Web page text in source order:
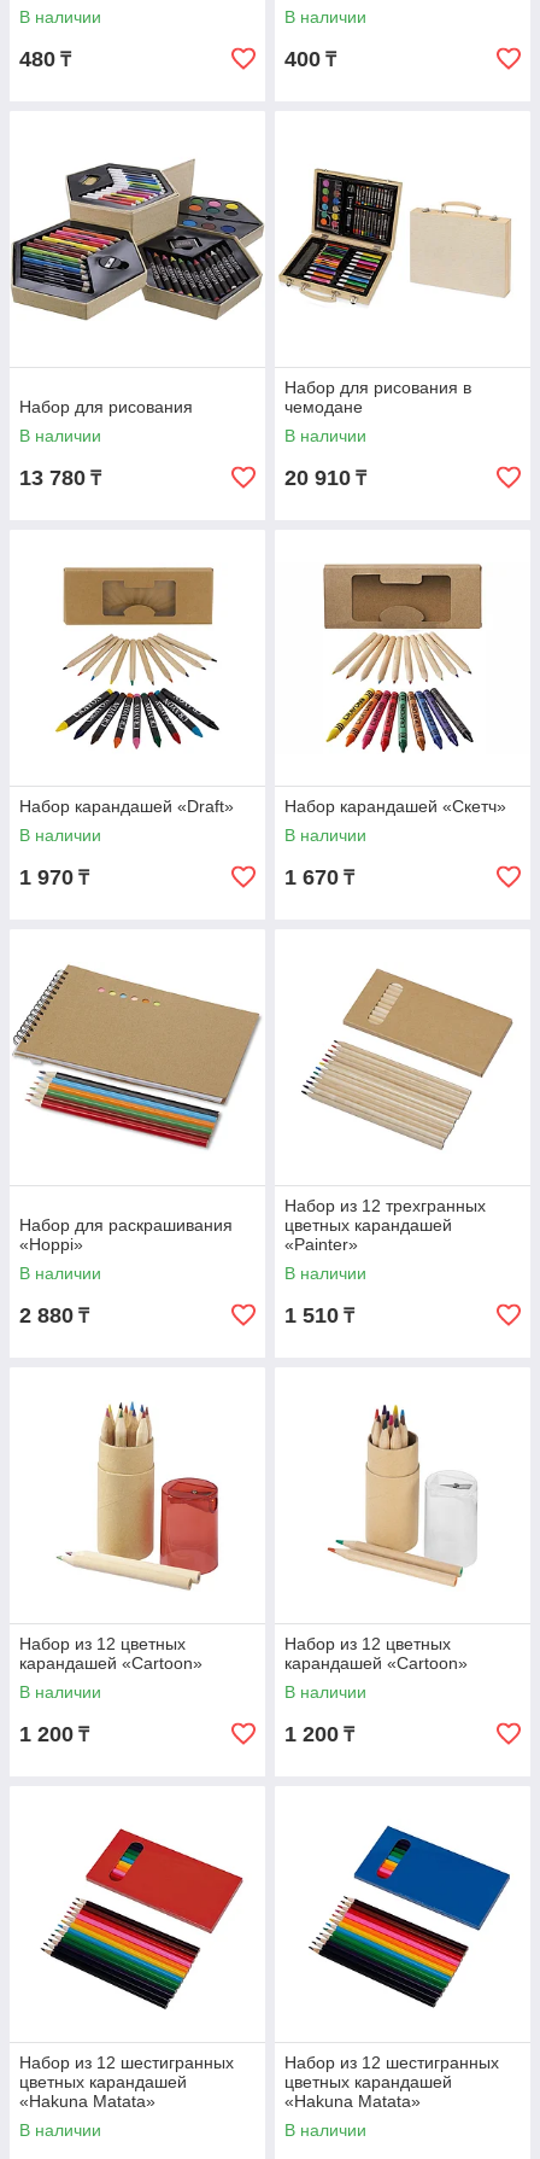
В наличии
480 ₸
В наличии
400 ₸
Набор для рисования
В наличии
13 780 ₸
Набор для рисования в
чемодане
В наличии
20 910 ₸
Набор карандашей «Draft»
В наличии
1 970 ₸
Набор карандашей «Скетч»
В наличии
1 670 ₸
Набор для раскрашивания
«Hoppi»
В наличии
2 880 ₸
Набор из 12 трехгранных
цветных карандашей
«Painter»
В наличии
1 510 ₸
Набор из 12 цветных
карандашей «Cartoon»
В наличии
1 200 ₸
Набор из 12 цветных
карандашей «Cartoon»
В наличии
1 200 ₸
Набор из 12 шестигранных
цветных карандашей
«Hakuna Matata»
В наличии
Набор из 12 шестигранных
цветных карандашей
«Hakuna Matata»
В наличии